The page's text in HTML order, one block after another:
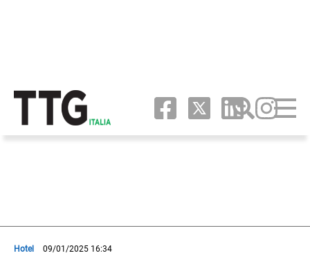
Hotel 09/01/2025 16:34